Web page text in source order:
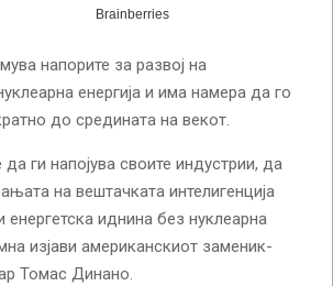
напорите за развој на
енергија и има намера да го
до средината на векот.
ги напојува своите индустрии, да
на вештачката интелигенција
иднина без нуклеарна
изјави американскиот заменик-
Томас Динано.